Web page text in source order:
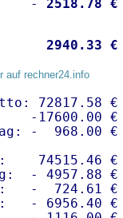
-
2518.78 €
2940.33 €
auf rechner24.info
72817.58 €
-17600.00 €
-  968.00 €
74515.46 €
- 4957.88
-  724.61 €
- 6956.40 €